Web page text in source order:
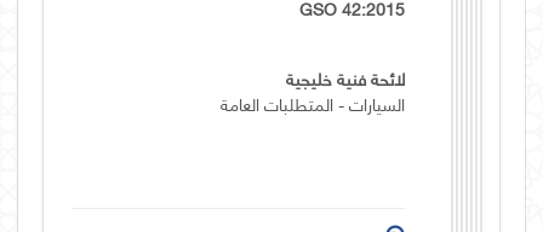
GSO 42:2015
لائحة فنية خليجية
السيارات - المتطلبات العامة